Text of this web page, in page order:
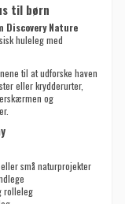
til børn
Discovery Nature
huleleg med
til at udforske haven
eller krydderurter,
og
små naturprojekter
rolleleg